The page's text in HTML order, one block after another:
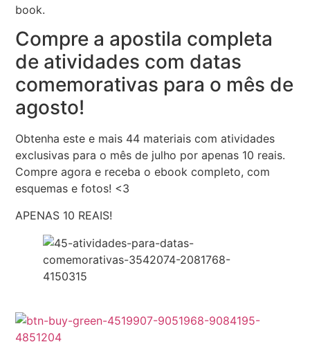
book.
Compre a apostila completa
de atividades com datas
comemorativas para o mês de
agosto!
Obtenha este e mais 44 materiais com atividades
exclusivas para o mês de julho por apenas 10 reais.
Compre agora e receba o ebook completo, com
esquemas e fotos! <3
APENAS 10 REAIS!